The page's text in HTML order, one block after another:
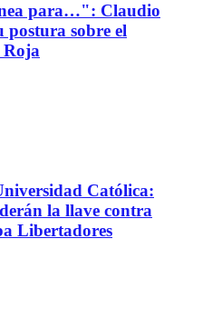
para…": Claudio
postura sobre el
Católica:
la llave contra
Libertadores